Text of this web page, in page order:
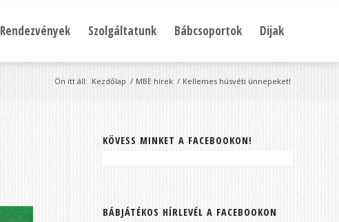
Rendezvények Szolgáltatunk Bábcsoportok Dijak
Ön itt áll: Kezdőlap / MBE hírek / Kellemes húsvéti ünnepeket!
KÖVESS MINKET A FACEBOOKON!
BÁBJÁTÉKOS HÍRLEVÉL A FACEBOOKON